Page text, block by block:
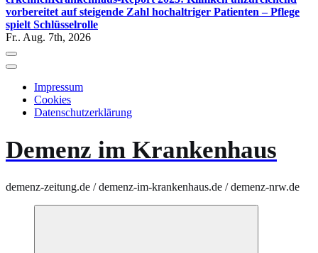
vorbereitet auf steigende Zahl hochaltriger Patienten – Pflege
spielt Schlüsselrolle
Fr.. Aug. 7th, 2026
Impressum
Cookies
Datenschutzerklärung
Demenz im Krankenhaus
demenz-zeitung.de / demenz-im-krankenhaus.de / demenz-nrw.de